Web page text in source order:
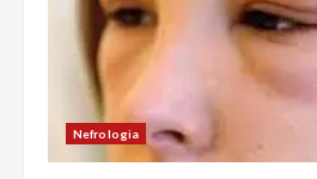
Nefrologia